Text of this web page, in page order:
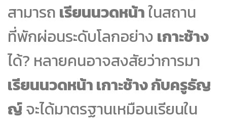
สามารถ เรียนนวดหน้าในสถาน
ที่พักผ่อนระดับโลกอย่าง เกาะช้าง
ได้? หลายคนอาจสงสัยว่าการมา
เรียนนวดหน้า เกาะช้าง กับครูธัญ
ญ์จะได้มาตรฐานเหมือนเรียนใน